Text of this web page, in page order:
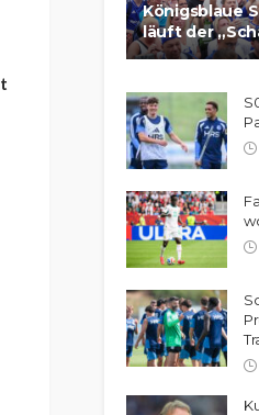
Königsblaue
läuft der